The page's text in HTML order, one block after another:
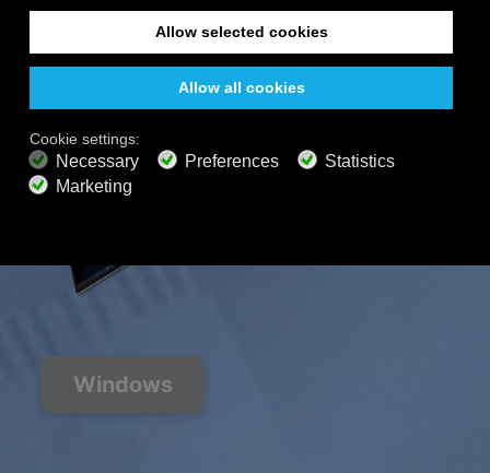
200+ 频道 无限聆听
免费收听
700+ 音乐频道 无广告音乐
声景混音器
Windows